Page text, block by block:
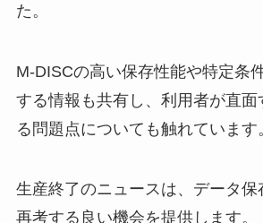
ゴミ袋収納は
セリアで購入
もある？
冬越し保温フ
ってる？セリ
た。
M-DISCの高い保存性能や特定条
する情報も共有し、利用者が直面
る問題点についても触れています
生産終了のニュースは、データ保
再考する良い機会を提供します。